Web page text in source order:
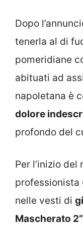
Dopo
tenerla al di
pomeridiane
abituati ad
napoletana è
dolore
profondo del
Per l’inizio
professionista
nelle vesti di
Mascherato 2”